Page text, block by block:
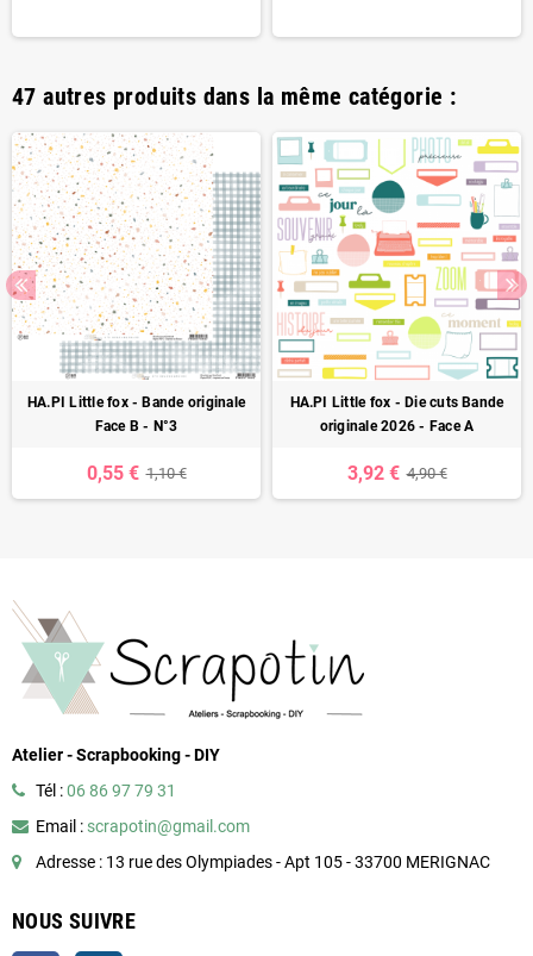
47 autres produits dans la même catégorie :
HA.PI Little fox - Bande originale
Face B - N°3
0,55 € 1,10 €
HA.PI Little fox - Die cuts Bande
originale 2026 - Face A
3,92 € 4,90 €
Atelier - Scrapbooking - DIY
Tél :06 86 97 79 31
Email : scrapotin@gmail.com
Adresse : 13 rue des Olympiades - Apt 105 - 33700 MERIGNAC
NOUS SUIVRE